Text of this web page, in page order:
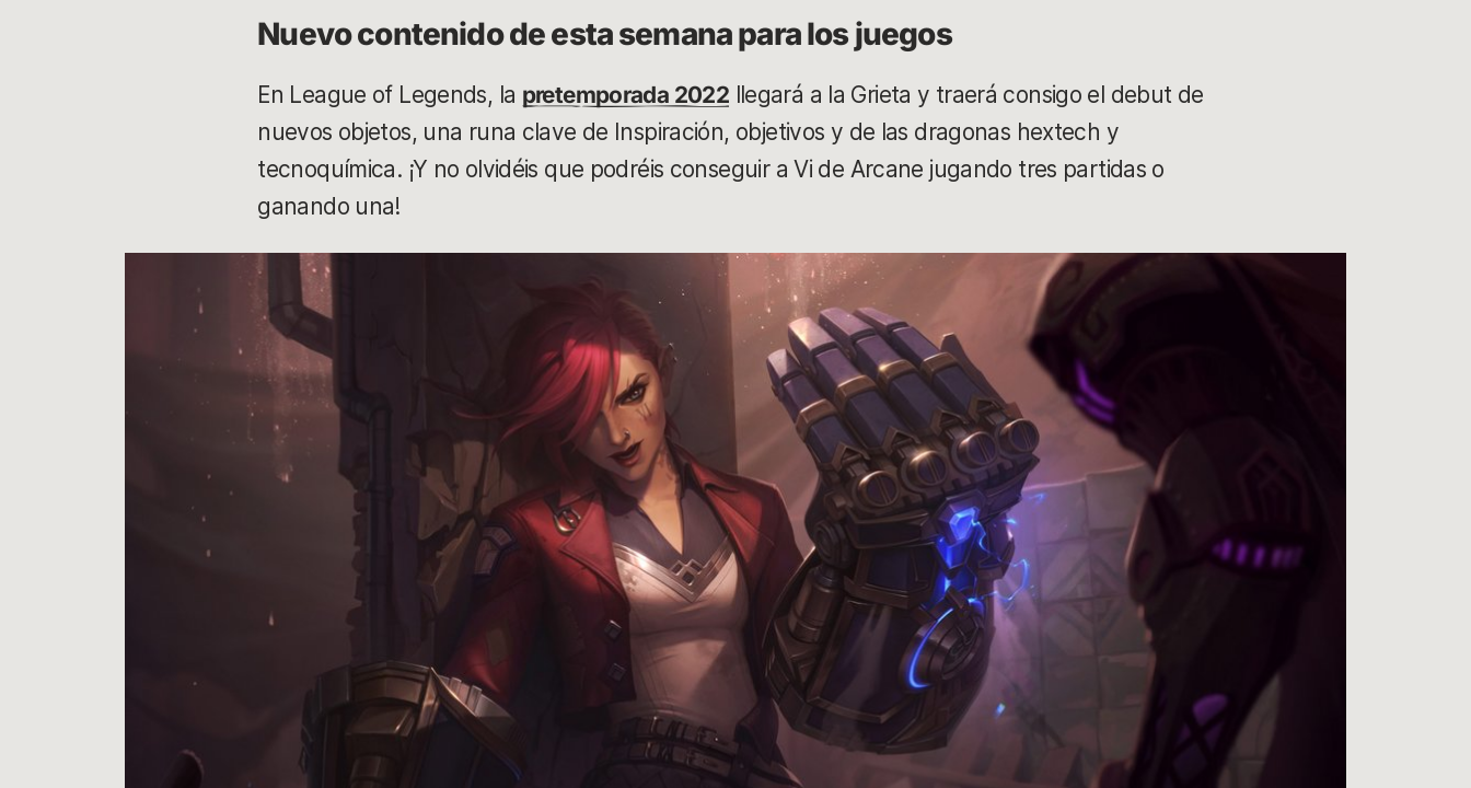
Nuevo contenido de esta semana para los juegos
En League of Legends, la pretemporada 2022 llegará a la Grieta y traerá consigo el debut de
nuevos objetos, una runa clave de Inspiración, objetivos y de las dragonas hextech y
tecnoquímica. ¡Y no olvidéis que podréis conseguir a Vi de Arcane jugando tres partidas o
ganando una!